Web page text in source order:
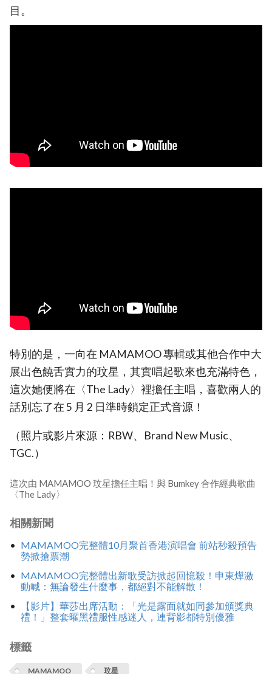
目。
特別的是，一向在 MAMAMOO 專輯或其他合作中大
展出色饒舌實力的玟星，其實唱起歌來也充滿特色，
這次她便將在〈The Lady〉裡擔任主唱，喜歡兩人的
話別忘了在 5 月 2 日準時鎖定正式音源！
（照片或影片來源：RBW、Brand New Music、
TGC.）
這次由 MAMAMOO 玟星擔任主唱！與 Bumkey 合作經典歌曲
〈The Lady〉
相關新聞
MAMAMOO完整體10月聚首香港演唱會 前站秒殺預告
勢掀搶票潮
MAMAMOO完整體出新歌受訪掀起回憶殺！申東燁激
動喊：無論發生什麼事，都絕對不能解散！
【影片】華莎出席活動：「光是露面就如同參加頒獎典
禮！」整套曜黑禮服性感迷人，連背影都特別優雅
標籤
MAMAMOO 玟星